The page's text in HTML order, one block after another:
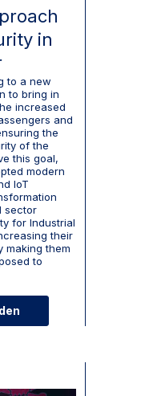
in
to a new
to bring in
increased
and
the
of the
this goal,
modern
IoT
sector
for Industrial
their
making them
to